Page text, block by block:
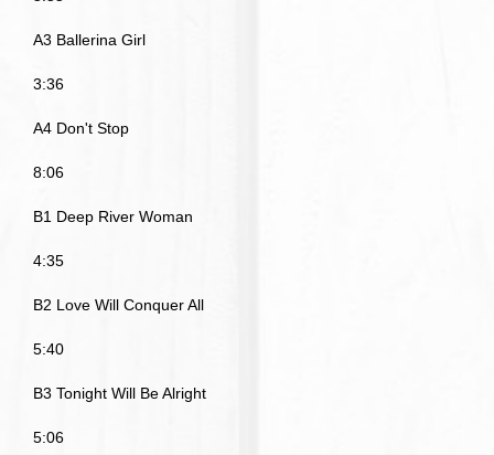
A3 Ballerina Girl
3:36
A4 Don't Stop
8:06
B1 Deep River Woman
4:35
B2 Love Will Conquer All
5:40
B3 Tonight Will Be Alright
5:06